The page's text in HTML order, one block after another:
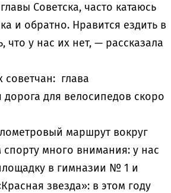
Советска, часто катаюсь
и обратно. Нравится ездить в
у нас их нет, — рассказала
советчан: глава
дорога для велосипедов скоро
маршрут вокруг
много внимания: у нас
в гимназии № 1 и
звезда»: в этом году